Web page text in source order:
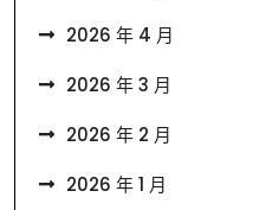
2026 年 4 月
2026 年 3 月
2026 年 2 月
2026 年 1 月